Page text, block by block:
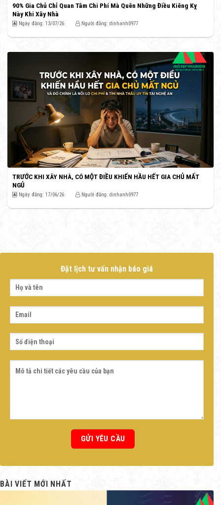
90% Gia Chủ Chỉ Quan Tâm Chi Phí Mà Quên Những Điều Kiêng Kỵ
Này Khi Xây Nhà
Ngày đăng: 13/07/26 Người đăng: dinhanh0977
TRƯỚC KHI XÂY NHÀ, CÓ MỘT ĐIỀU KHIẾN HẦU HẾT GIA CHỦ MẤT
NGỦ
Ngày đăng: 17/06/26 Người đăng: dinhanh0977
Đặt lịch tư vấn nhận báo giá
BÀI VIẾT MỚI NHẤT